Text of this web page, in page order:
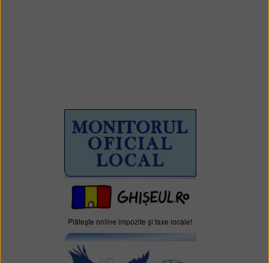
Plăteşte online impozite şi taxe locale!